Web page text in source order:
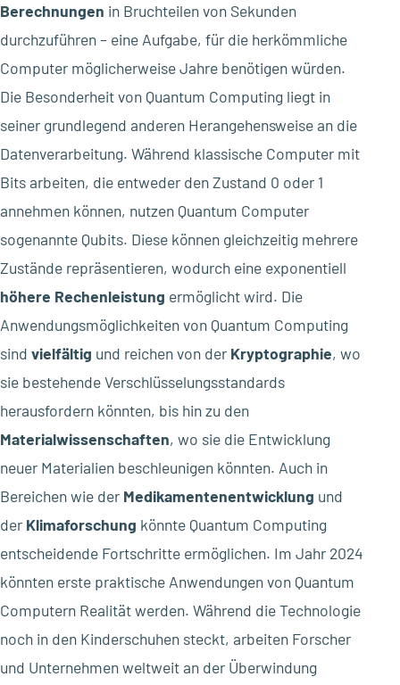
Berechnungen in Bruchteilen von Sekunden
durchzuführen – eine Aufgabe, für die herkömmliche
Computer möglicherweise Jahre benötigen würden.
Die Besonderheit von Quantum Computing liegt in
seiner grundlegend anderen Herangehensweise an die
Datenverarbeitung. Während klassische Computer mit
Bits arbeiten, die entweder den Zustand 0 oder 1
annehmen können, nutzen Quantum Computer
sogenannte Qubits. Diese können gleichzeitig mehrere
Zustände repräsentieren, wodurch eine exponentiell
höhere Rechenleistung ermöglicht wird. Die
Anwendungsmöglichkeiten von Quantum Computing
sind vielfältig und reichen von der Kryptographie, wo
sie bestehende Verschlüsselungsstandards
herausfordern könnten, bis hin zu den
Materialwissenschaften, wo sie die Entwicklung
neuer Materialien beschleunigen könnten. Auch in
Bereichen wie der Medikamentenentwicklung und
der Klimaforschung könnte Quantum Computing
entscheidende Fortschritte ermöglichen. Im Jahr 2024
könnten erste praktische Anwendungen von Quantum
Computern Realität werden. Während die Technologie
noch in den Kinderschuhen steckt, arbeiten Forscher
und Unternehmen weltweit an der Überwindung